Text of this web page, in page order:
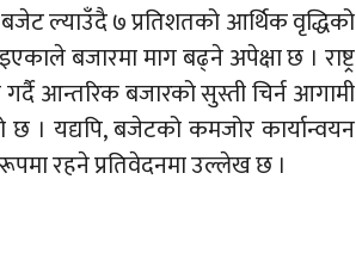
ल्याउँदै ७ प्रतिशतको आर्थिक वृद्धिको
बजारमा माग बढ्ने अपेक्षा छ । राष्ट्र
आन्तरिक बजारको सुस्ती चिर्न आगामी
छ । यद्यपि, बजेटको कमजोर कार्यान्वयन
रहने प्रतिवेदनमा उल्लेख छ ।